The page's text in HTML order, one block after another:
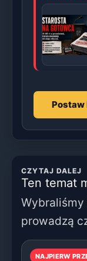
Postaw
CZYTAJ DALEJ
Ten temat
prowadzą
NAJPIERW